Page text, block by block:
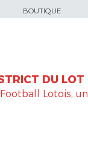
BOUTIQUE
DU
Lotois,